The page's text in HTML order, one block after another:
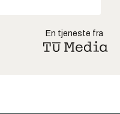
En tjeneste fra